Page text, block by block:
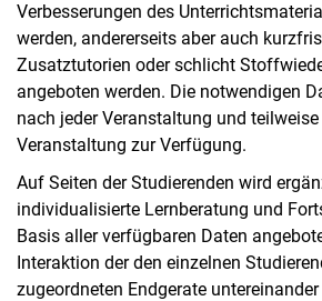
Verbesserungen des
werden, andererseits aber auch
Zusatztutorien oder schlicht
angeboten werden. Die notwendigen
nach jeder Veranstaltung und
Veranstaltung zur Verfügung.
Auf Seiten der Studierenden wird
individualisierte Lernberatung und
Basis aller verfügbaren Daten
Interaktion der den einzelnen
zugeordneten Endgerate